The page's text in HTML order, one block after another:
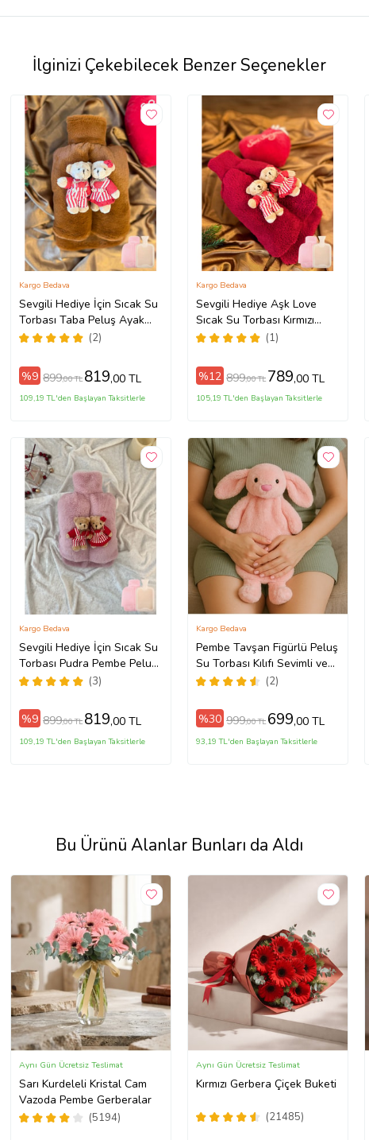
İlginizi Çekebilecek Benzer Seçenekler
Sevgili Hediye İçin Sıcak Su
Torbası Taba Peluş Ayak
Isıtıcı Oyuncaklı 2 Lt Beraber
(2)
Kargo Bedava
%9 899,00 TL 819,00 TL
109,19 TL'den Başlayan Taksitlerle
Sevgili Hediye Aşk Love
Sıcak Su Torbası Kırmızı
Welsoft Ayak Isıtıcı
(1)
Kargo Bedava
%12 899,00 TL 789,00 TL
105,19 TL'den Başlayan Taksitlerle
Sevgili Hediye İçin Sıcak Su
Torbası Pudra Pembe Peluş
Ayak Isıtıcı Oyuncaklı 2 Litre
(3)
Kargo Bedava
%9 899,00 TL 819,00 TL
109,19 TL'den Başlayan Taksitlerle
Pembe Tavşan Figürlü Peluş
Su Torbası Kılıfı Sevimli ve
Yumuşak Kılıf (2)
Kargo Bedava
%30 999,00 TL 699,00 TL
93,19 TL'den Başlayan Taksitlerle
Bu Ürünü Alanlar Bunları da Aldı
Sarı Kurdeleli Kristal Cam
Vazoda Pembe Gerberalar
(5194)
Aynı Gün Ücretsiz Teslimat
Kırmızı Gerbera Çiçek Buketi
(21485)
Aynı Gün Ücretsiz Teslimat